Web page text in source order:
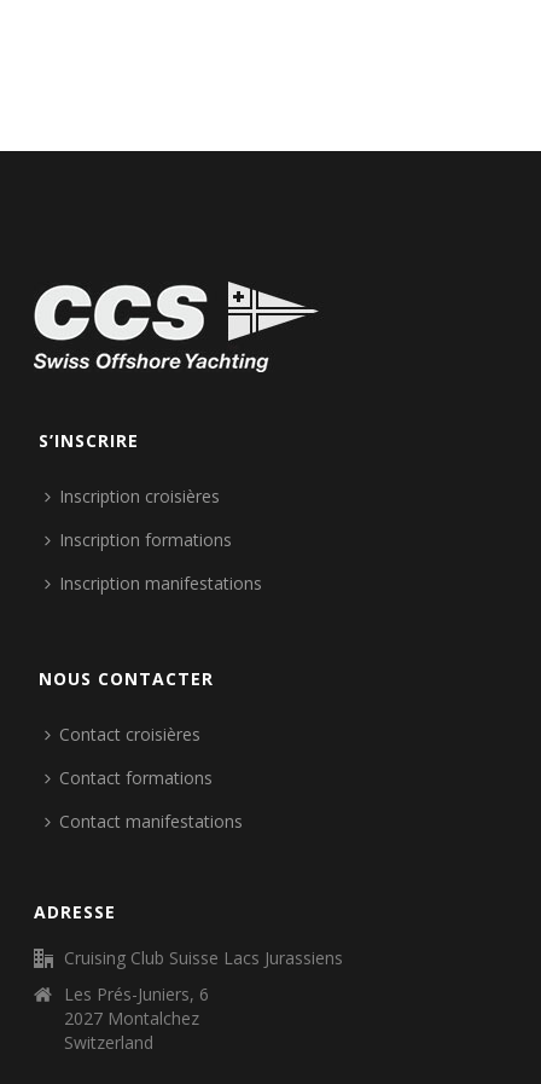
S’INSCRIRE
Inscription croisières
Inscription formations
Inscription manifestations
NOUS CONTACTER
Contact croisières
Contact formations
Contact manifestations
ADRESSE
Cruising Club Suisse Lacs Jurassiens
Les Prés-Juniers, 6
2027 Montalchez
Switzerland